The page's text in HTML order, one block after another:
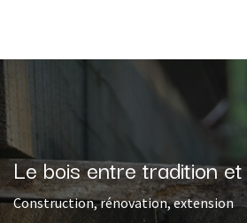
Le bois entre tradition
Construction, rénovation, extension